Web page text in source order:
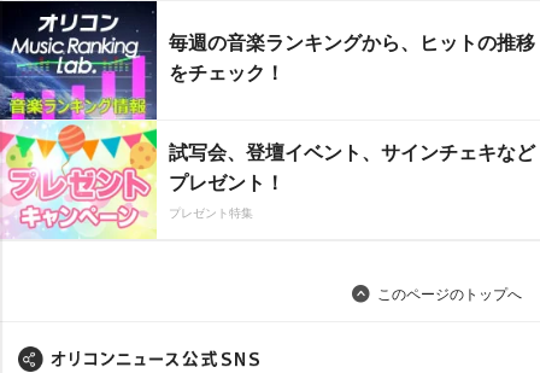
毎週の音楽ランキングから、ヒットの推移
をチェック！
試写会、登壇イベント、サインチェキなど
プレゼント！
プレゼント特集
このページのトップへ